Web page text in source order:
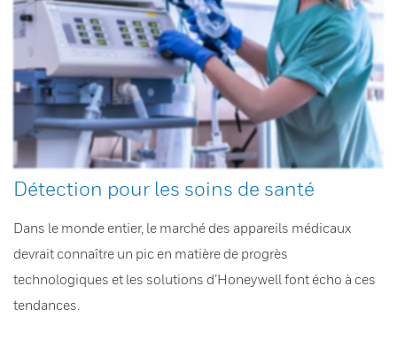
Détection pour les soins de santé
Dans le monde entier, le marché des appareils médicaux
devrait connaître un pic en matière de progrès
technologiques et les solutions d’Honeywell font écho à ces
tendances.